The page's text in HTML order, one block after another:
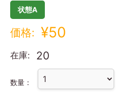
状態A
価格: ¥50
在庫: 20
数量：